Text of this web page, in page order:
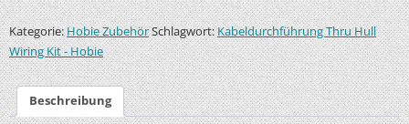
Kategorie:Hobie ZubehörSchlagwort:Kabeldurchführung Thru Hull
Wiring Kit - Hobie
Beschreibung